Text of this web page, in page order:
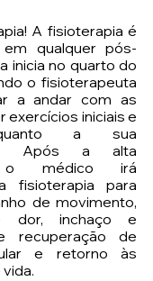
A fisioterapia é
em qualquer pós-
inicia no quarto do
o fisioterapeuta
a andar com as
exercícios iniciais e
a sua
Após a alta
o médico irá
fisioterapia para
de movimento,
dor, inchaço e
recuperação de
e retorno às